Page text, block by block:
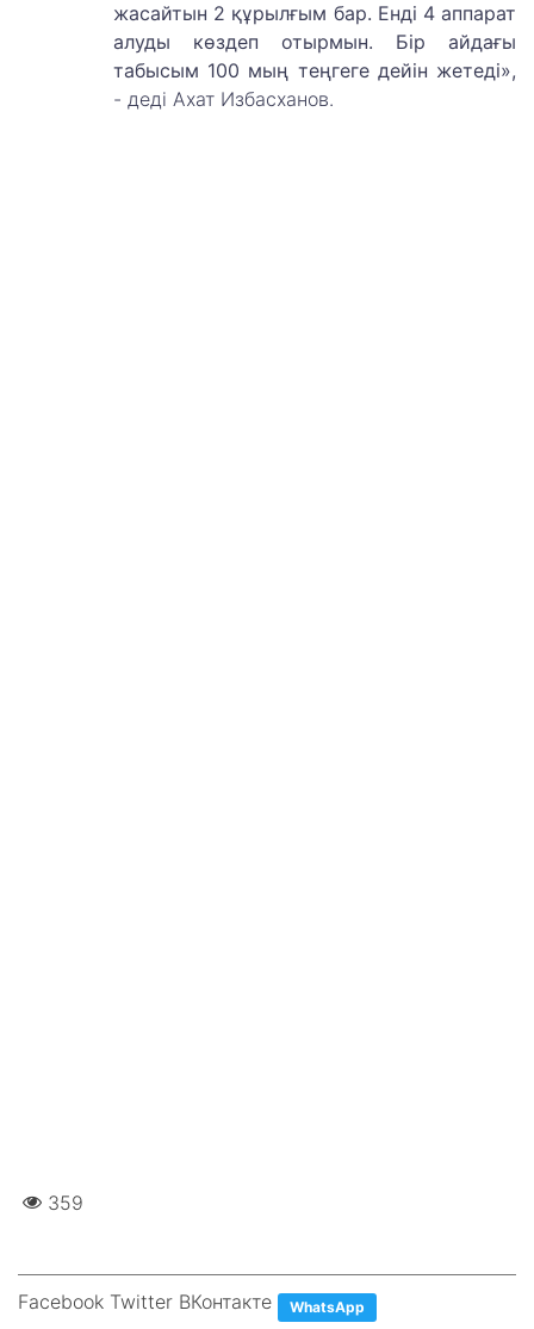
жасайтын 2 құрылғым бар. Енді 4 аппарат
алуды көздеп отырмын. Бір айдағы
табысым 100 мың теңгеге дейін жетеді»,
- деді Ахат Избасханов.
359
Facebook Twitter ВКонтакте WhatsApp